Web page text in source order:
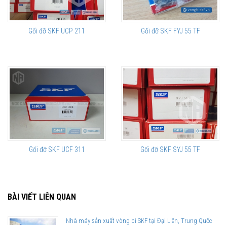
Gối đỡ SKF UCP 211 Gối đỡ SKF FYJ 55 TF
Gối đỡ SKF UCF 311 Gối đỡ SKF SYJ 55 TF
BÀI VIẾT LIÊN QUAN
Nhà máy sản xuất vòng bi SKF tại Đại Liên, Trung Quốc